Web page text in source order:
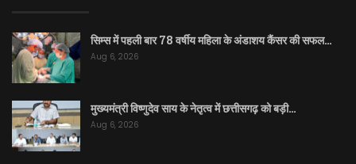
सिम्स में पहली बार 78 वर्षीय महिला के अंडाशय कैंसर की सफल…
Aug 6, 2026
मुख्यमंत्री विष्णुदेव साय के नेतृत्व में छत्तीसगढ़ को बड़ी…
Aug 6, 2026